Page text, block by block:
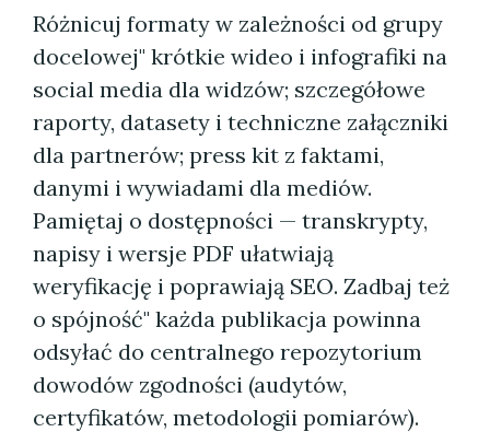
Różnicuj formaty w zależności od grupy
docelowej" krótkie wideo i infografiki na
social media dla widzów; szczegółowe
raporty, datasety i techniczne załączniki
dla partnerów; press kit z faktami,
danymi i wywiadami dla mediów.
Pamiętaj o dostępności — transkrypty,
napisy i wersje PDF ułatwiają
weryfikację i poprawiają SEO. Zadbaj też
o spójność" każda publikacja powinna
odsyłać do centralnego repozytorium
dowodów zgodności (audytów,
certyfikatów, metodologii pomiarów).